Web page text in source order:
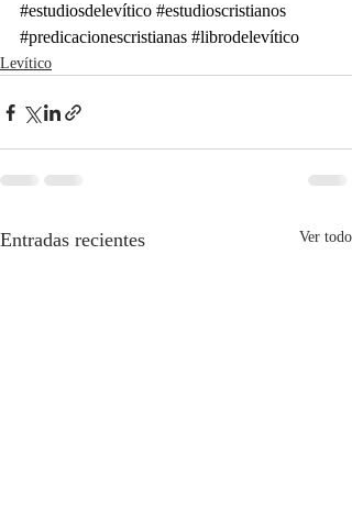
#estudiosdelevítico #estudioscristianos
#predicacionescristianas #librodelevítico
Levítico
Entradas recientes Ver todo